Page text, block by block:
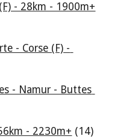
- 28km - 1900m+
- Corse (F) -
- Namur - Buttes
- 2230m+ (14)